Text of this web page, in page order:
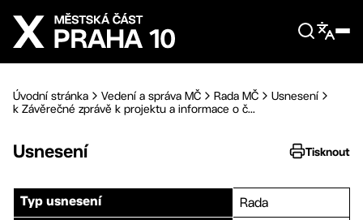
Přejít na hlavní obsah
Úvodní stránka Vedení a správa MČ Rada MČ
Usnesení
k Závěrečné zprávě k projektu a informace o č...
Usnesení Tisknout
Typ usnesení Rada